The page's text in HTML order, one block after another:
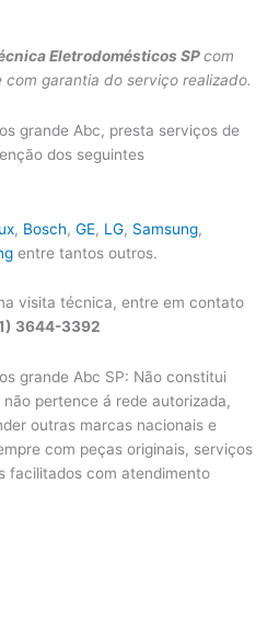
Eletrodomésticos SPcom
garantia do serviço realizado.
grande Abc, presta serviços de
dos seguintes
, Bosch,GE, LG, Samsung,
entre tantos outros.
visita técnica, entre em contato
3644-3392
grande Abc SP: Não constitui
pertence á rede autorizada,
outras marcas nacionais e
com peças originais, serviços
facilitados com atendimento